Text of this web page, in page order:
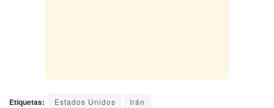
Etiquetas: Estados Unidos Irán